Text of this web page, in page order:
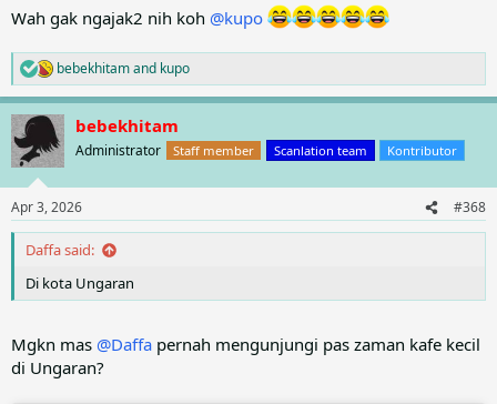
Wah gak ngajak2 nih koh @kupo
R
e
a
c
t
i
s
:
bebekhitamand kupo
bebekhitam
Administrator Staff member Scanlation team Kontributor
Apr 3, 2026 #368
Daffa said:
Di kota Ungaran
Mgkn mas @Daffa pernah mengunjungi pas zaman kafe kecil
di Ungaran?